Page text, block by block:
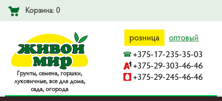
Корзина: 0
Гpyнты, ceмeнa, гopшки,
лyкoвичныe, вce для дoмa,
caдa, oгopoдa
розница оптовый
+375-17-235-35-03
+375-29-303-46-46
+375-29-245-46-46